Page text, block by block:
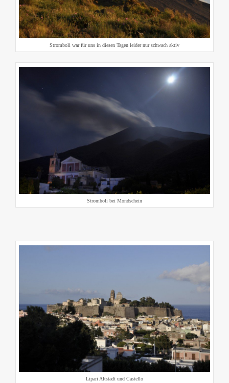
Stromboli war für uns in diesen Tagen leider nur schwach aktiv
Stromboli bei Mondschein
Lipari Altstadt und Castello